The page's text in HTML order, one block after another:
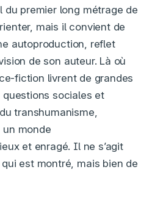
premier long métrage de
mais il convient de
autoproduction, reflet
de son auteur. Là où
fiction livrent de grandes
sociales et
transhumanisme,
monde
et enragé. Il ne s’agit
est montré, mais bien de